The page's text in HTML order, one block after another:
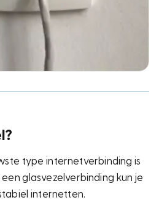
type internetverbinding is
een glasvezelverbinding kun je
internetten.